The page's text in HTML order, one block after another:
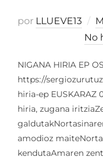
por LLUEVE13
No
NIGANA HIRIA EP
https://
hiria-ep EUSKARAZ
hiria, zugana
amodioz
kendutaAmaren